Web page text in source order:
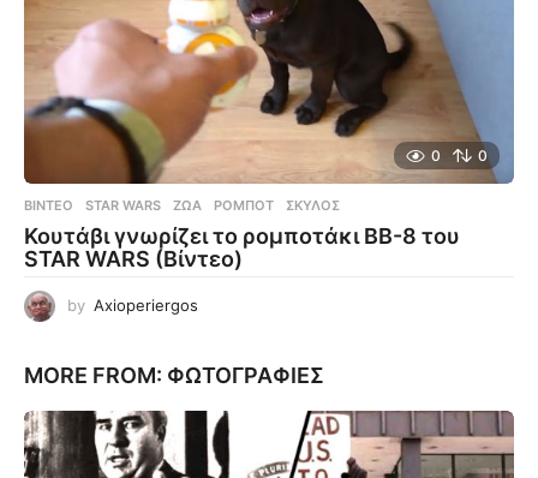
0 0
ΒΊΝΤΕΟ STAR WARS ,ΖΏΑ ,ΡΟΜΠΌΤ ,ΣΚΎΛΟΣ
Κουτάβι γνωρίζει το ρομποτάκι BB-8 του
STAR WARS (Βίντεο)
by Axioperiergos
MORE FROM: ΦΩΤΟΓΡΑΦΊΕΣ